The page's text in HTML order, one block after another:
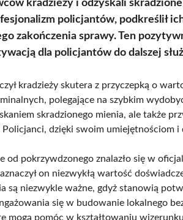
kradzieży i odzyskali
policjantów, podkreślił
zakończenia sprawy. Ten
dla policjantów do dalszej
kradzieży skutera z przyczepką o
polegające na szybkim
skradzionego mienia, ale także
Policjanci, dzięki swoim umiejętnościom
od pokrzywdzonego znalazło się w
on niezwykłą wartość
są niezwykle ważne, gdyż stanowią
się w budowanie lokalnego
mogą pomóc w kształtowaniu